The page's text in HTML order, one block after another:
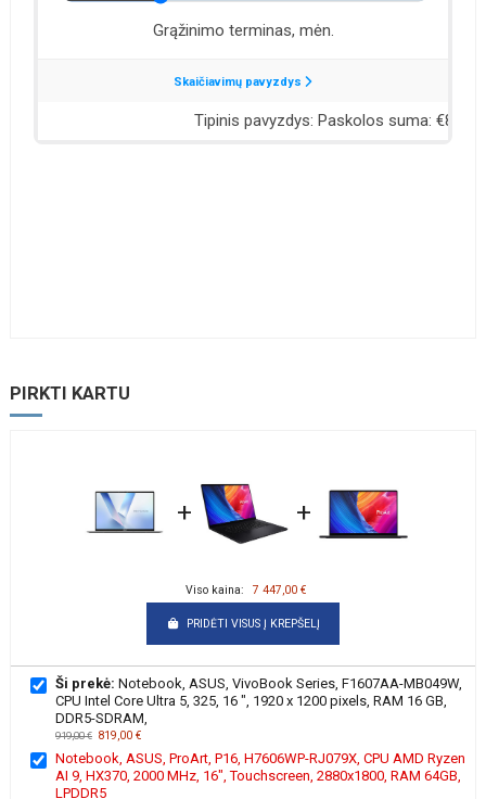
PIRKTI KARTU
+ +
Viso kaina: 7 447,00 €
PRIDĖTI VISUS Į KREPŠELĮ
Ši prekė: Notebook, ASUS, VivoBook Series, F1607AA-MB049W,
CPU Intel Core Ultra 5, 325, 16 ", 1920 x 1200 pixels, RAM 16 GB,
DDR5-SDRAM,
919,00 € 819,00 €
Notebook, ASUS, ProArt, P16, H7606WP-RJ079X, CPU AMD Ryzen
AI 9, HX370, 2000 MHz, 16", Touchscreen, 2880x1800, RAM 64GB,
LPDDR5